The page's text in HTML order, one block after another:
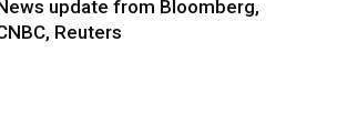
update from Bloomberg,
Reuters